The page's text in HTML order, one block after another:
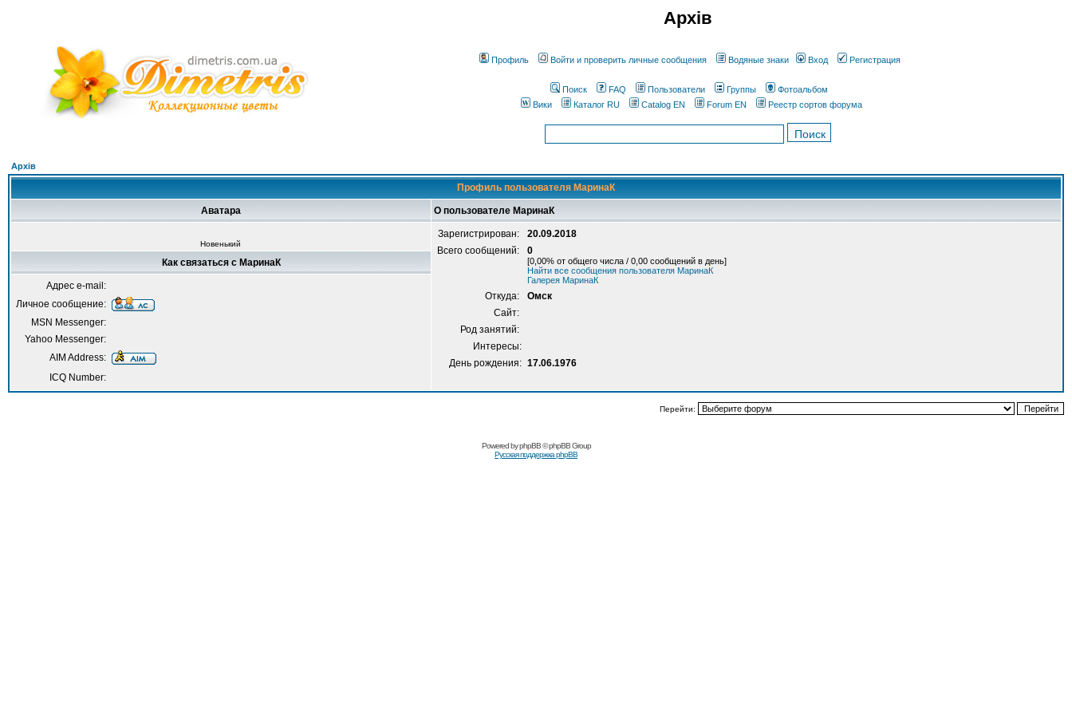
Архів
Профиль Войти и проверить личные сообщения Водяные знаки Вход Регистрация
Поиск FAQ Пользователи Группы
Фотоальбом
Вики
Каталог RU Catalog EN Forum EN Реестр сортов форума
Архів
Профиль пользователя МаринаК
Аватара О пользователе МаринаК
Новенький
Зарегистрирован:
20.09.2018
Всего сообщений:
0
[0,00% от общего числа / 0,00 сообщений в день]
Найти все сообщения пользователя МаринаК
Галерея МаринаК
Откуда:
Омск
Сайт:
Род занятий:
Интересы:
День рождения: 17.06.1976
Как связаться с МаринаК
Адрес e-mail:
Личное сообщение:
MSN Messenger:
Yahoo Messenger:
AIM Address:
ICQ Number:
Перейти:
Powered byphpBB© phpBB Group
Русская поддержка phpBB